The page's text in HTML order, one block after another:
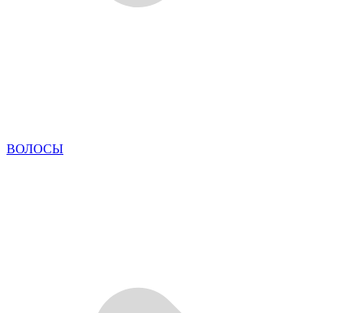
ВОЛОСЫ